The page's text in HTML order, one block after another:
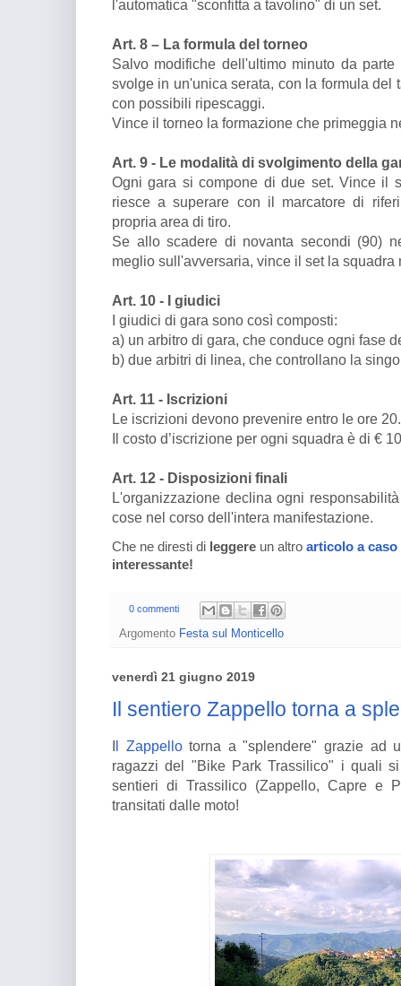
l'automatica "sconfitta a tavolino" di un set.
Art. 8 – La formula del torneo
Salvo modifiche dell'ultimo minuto da
svolge in un'unica serata, con la formula del
con possibili ripescaggi.
Vince il torneo la formazione che primeggia
Art. 9 - Le modalità di svolgimento della
Ogni gara si compone di due set. Vince il
riesce a superare con il marcatore di
propria area di tiro.
Se allo scadere di novanta secondi (90)
meglio sull'avversaria, vince il set la
Art. 10 - I giudici
I giudici di gara sono così composti:
a) un arbitro di gara, che conduce ogni fase
b) due arbitri di linea, che controllano la
Art. 11 - Iscrizioni
Le iscrizioni devono prevenire entro le ore
Il costo d’iscrizione per ogni squadra è di €
Art. 12 - Disposizioni finali
L'organizzazione declina ogni
cose nel corso dell'intera manifestazione.
Che ne diresti di leggere un altro articolo a caso
interessante!
0 commenti
Argomento Festa sul Monticello
venerdì 21 giugno 2019
Il sentiero Zappello torna a
l Zappellotorna a "splendere" grazie ad
ragazzi del "Bike Park Trassilico" i quali
sentieri di Trassilico (Zappello, Capre e
transitati dalle moto!